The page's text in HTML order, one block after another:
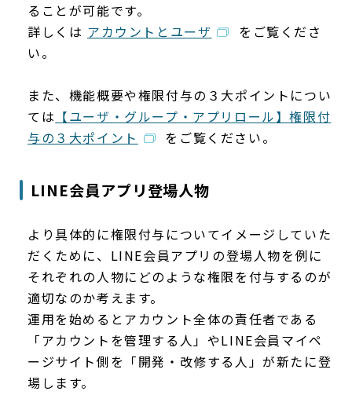
ることが可能です。
詳しくは アカウントとユーザ
をご覧くださ
い。
また、機能概要や権限付与の３大ポイントについ
ては 【ユーザ・グループ・アプリロール】権限付
与の３大ポイント
をご覧ください。
LINE会員アプリ登場人物
より具体的に権限付与についてイメージしていた
だくために、LINE会員アプリの登場人物を例に
それぞれの人物にどのような権限を付与するのが
適切なのか考えます。
運用を始めるとアカウント全体の責任者である
「アカウントを管理する人」やLINE会員マイペ
ージサイト側を「開発・改修する人」が新たに登
場します。